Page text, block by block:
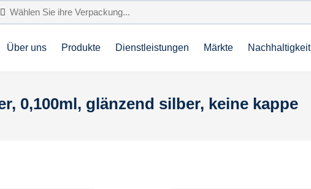
Über uns Produkte Dienstleistungen Märkte Nachhaltigkeit
0,100ml, glänzend silber, keine kappe